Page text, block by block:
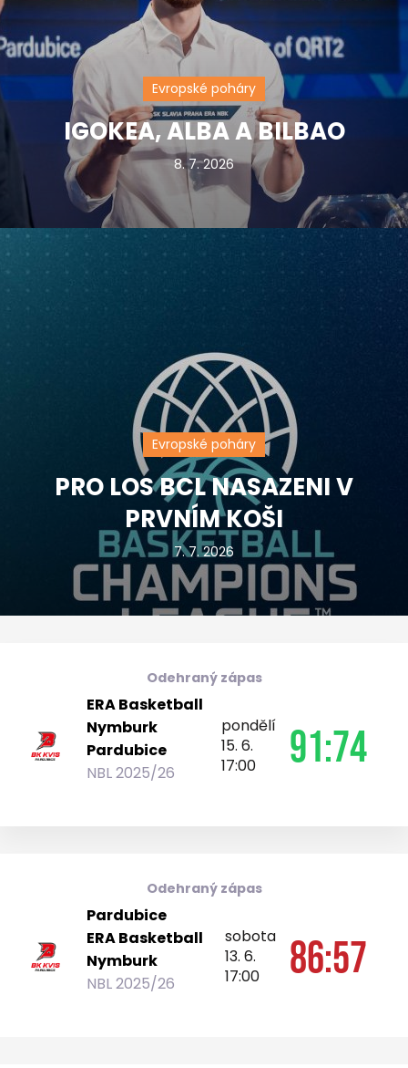
Evropské poháry
IGOKEA, ALBA A BILBAO
8. 7. 2026
Evropské poháry
PRO LOS BCL NASAZENI V
PRVNÍM KOŠI
7. 7. 2026
Odehraný zápas
ERA Basketball
Nymburk
Pardubice
NBL 2025/26
pondělí
15. 6.
17:00
91:74
Odehraný zápas
Pardubice
ERA Basketball
Nymburk
NBL 2025/26
sobota
13. 6.
17:00
86:57